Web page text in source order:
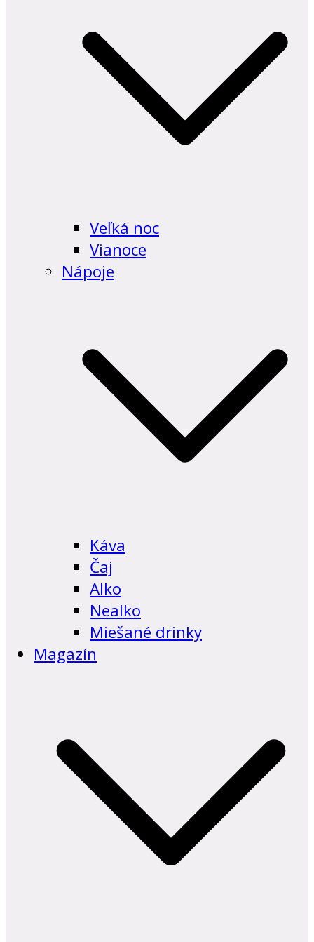
Veľká noc
Vianoce
Nápoje
Káva
Čaj
Alko
Nealko
Miešané drinky
Magazín